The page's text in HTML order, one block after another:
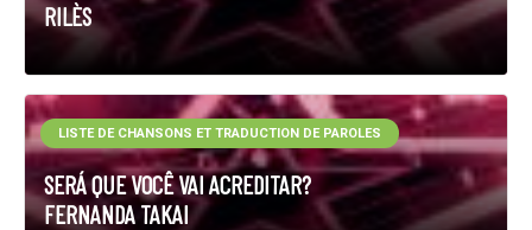
RILÈS
SERÁ QUE VOCÊ VAI ACREDITAR?
FERNANDA TAKAI
LISTE DE CHANSONS ET TRADUCTION DE PAROLES